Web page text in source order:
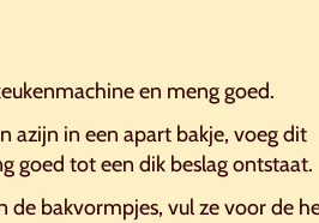
en meng goed.
azijn in een apart bakje, voeg dit
goed tot een dik beslag ontstaat.
de bakvormpjes, vul ze voor de